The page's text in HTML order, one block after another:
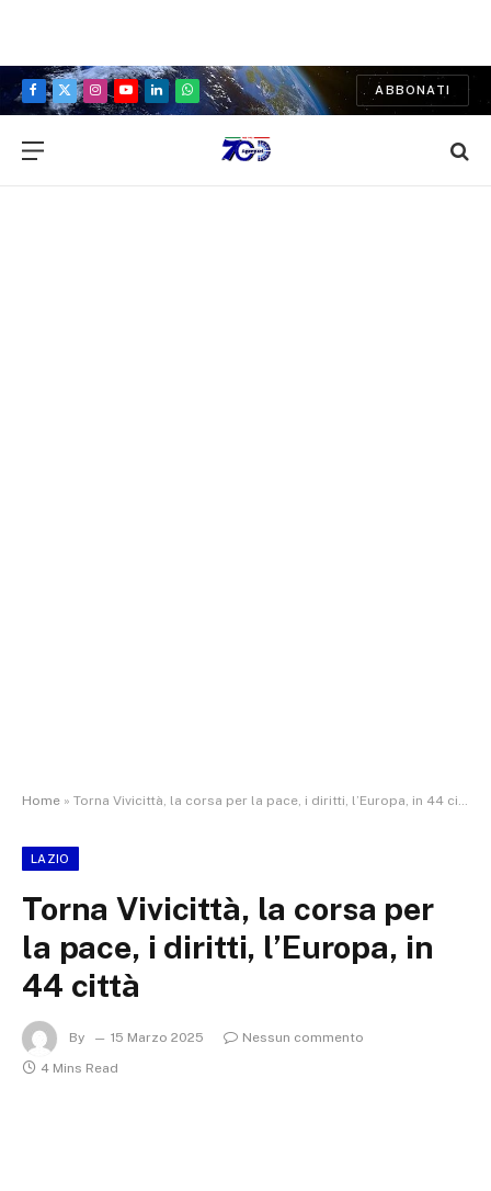
Facebook
X
Instagram
YouTubeLinkedInWhatsApp
ABBONATI
Home » Torna Vivicittà, la corsa per la pace, i diritti, l’Europa, in 44 città
LAZIO
Torna Vivicittà, la corsa per
la pace, i diritti, l’Europa, in
44 città
By 15 Marzo 2025
Nessun commento
4 Mins Read